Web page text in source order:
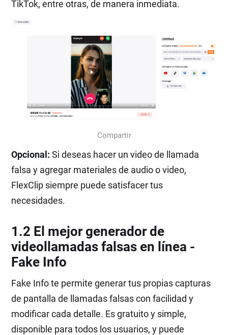
TikTok, entre otras, de manera inmediata.
Compartir
Opcional: Si deseas hacer un video de llamada
falsa y agregar materiales de audio o video,
FlexClip siempre puede satisfacer tus
necesidades.
1.2 El mejor generador de
videollamadas falsas en línea -
Fake Info
Fake Info te permite generar tus propias capturas
de pantalla de llamadas falsas con facilidad y
modificar cada detalle. Es gratuito y simple,
disponible para todos los usuarios, y puede